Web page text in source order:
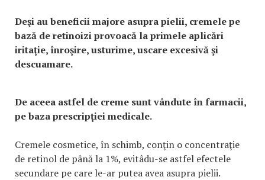
Deşi au beneficii majore asupra pielii, cremele pe
bază de retinoizi provoacă la primele aplicări
iritaţie, înroşire, usturime, uscare excesivă şi
descuamare.
De aceea astfel de creme sunt vândute în farmacii,
pe baza prescripţiei medicale.
Cremele cosmetice, în schimb, conţin o concentraţie
de retinol de până la 1%, evitâdu-se astfel efectele
secundare pe care le-ar putea avea asupra pielii.